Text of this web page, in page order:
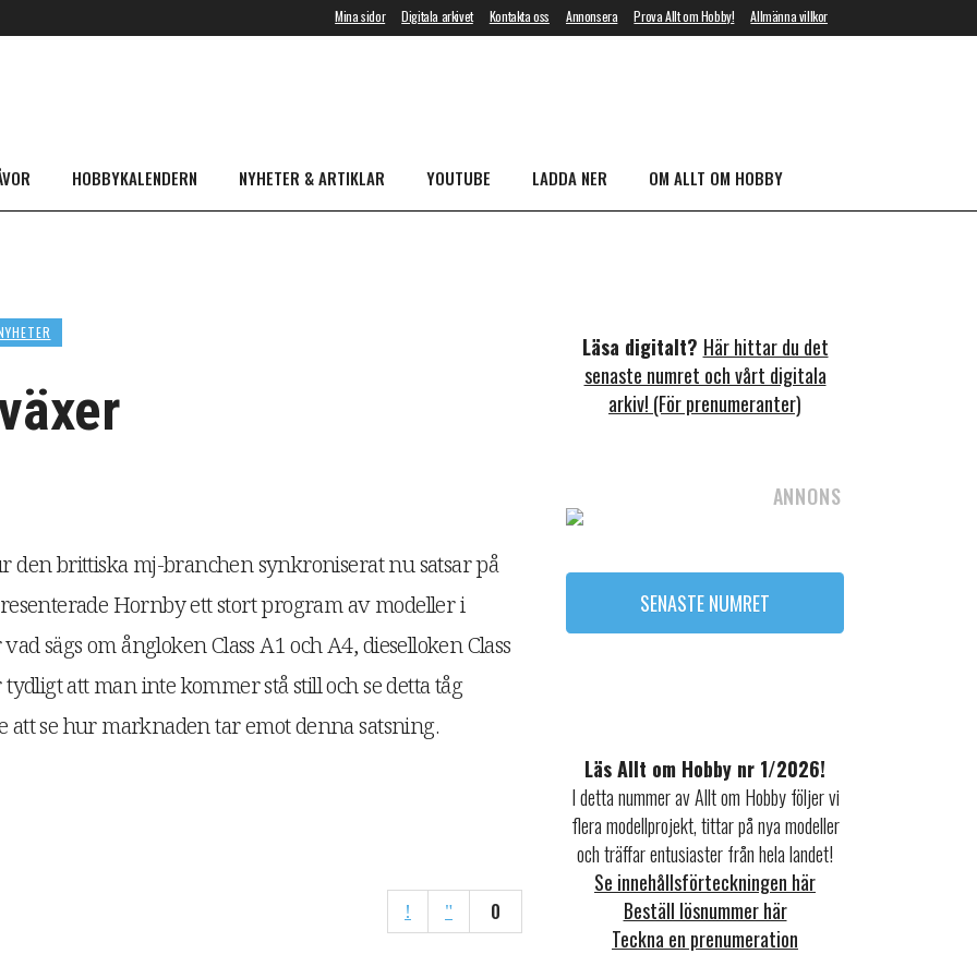
Mina sidor Digitala arkivet Kontakta oss Annonsera Prova Allt om Hobby! Allmänna villkor
HOBBYKALENDERN NYHETER & ARTIKLAR YOUTUBE LADDA NER OM ALLT OM HOBBY
den brittiska mj-branchen synkroniserat nu satsar på
Hornby ett stort program av modeller i
sägs om ångloken Class A1 och A4, dieselloken Class
tydligt att man inte kommer stå still och se detta tåg
att se hur marknaden tar emot denna satsning.
0
Läsa digitalt? Här hittar du det
senaste numret och vårt digitala
arkiv! (För prenumeranter)
ANNONS
SENASTE NUMRET
Läs Allt om Hobby nr 1/2026!
I detta nummer av Allt om Hobby följer vi
flera modellprojekt, tittar på nya modeller
och träffar entusiaster från hela landet!
Se innehållsförteckningen här
Beställ lösnummer här
Teckna en prenumeration